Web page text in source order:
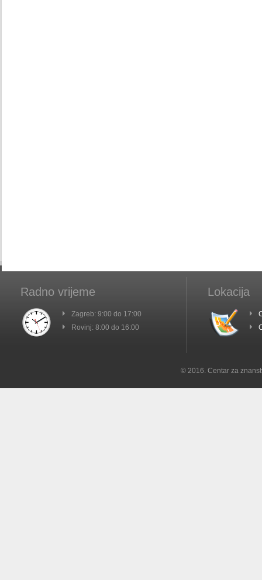
Radno vrijeme
Zagreb: 9:00 do 17:00
Rovinj: 8:00 do 16:00
Lokacija
© 2016. Centar za